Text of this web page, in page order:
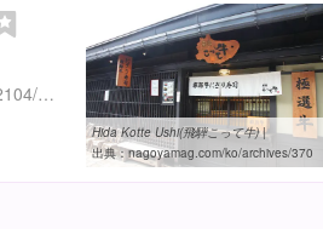
https://tabelog.com/gifu/A2104/A210401/21012215/
Hida Kotte Ushi(飛騨こって牛) |
出典：nagoyamag.com/ko/archives/370